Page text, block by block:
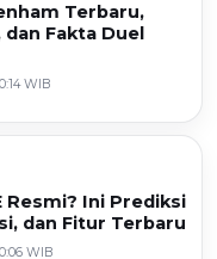
Terbaru,
Fakta Duel
WIB
Resmi? Ini Prediksi
dan Fitur Terbaru
WIB